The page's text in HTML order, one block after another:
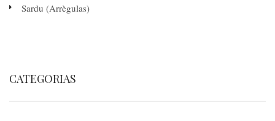
Sardu (Arrègulas)
CATEGORIAS